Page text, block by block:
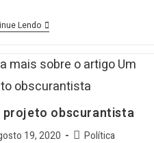
Lendo
projeto obscurantista
19, 2020 Política